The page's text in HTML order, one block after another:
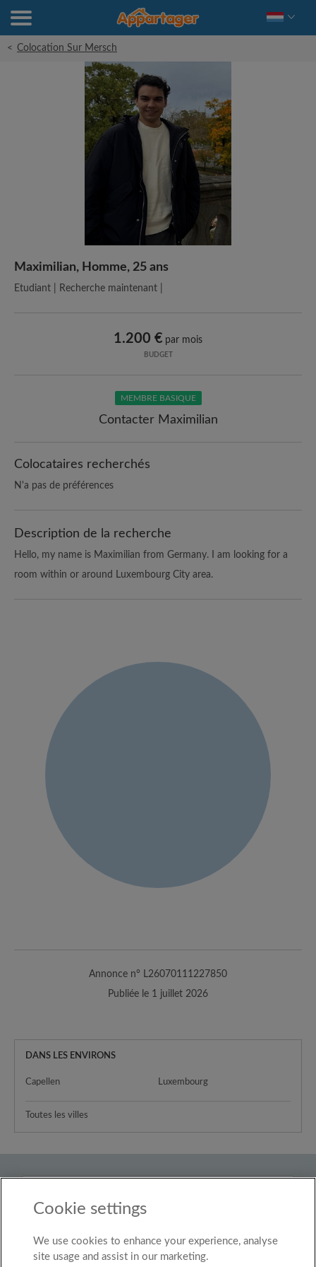
< Colocation Sur Mersch
Maximilian, Homme, 25 ans
Etudiant | Recherche maintenant |
1.200 € par mois
BUDGET
MEMBRE BASIQUE
Contacter Maximilian
Colocataires recherchés
N'a pas de préférences
Description de la recherche
Hello, my name is Maximilian from Germany. I am looking for a
room within or around Luxembourg City area.
Annonce n° L26070111227850
Publiée le 1 juillet 2026
DANS LES ENVIRONS
Capellen Luxembourg
Toutes les villes
Luxembourg
© Roomgo Limited 2025 - 21 Market Place, Stockport,
United Kingdom, SK1 1EU
Cookie settings
We use cookies to enhance your experience, analyse
site usage and assist in our marketing.